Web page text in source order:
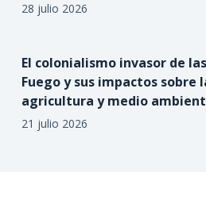
28 julio 2026
El colonialismo invasor de
Fuego y sus impactos sobre
agricultura y medio
21 julio 2026